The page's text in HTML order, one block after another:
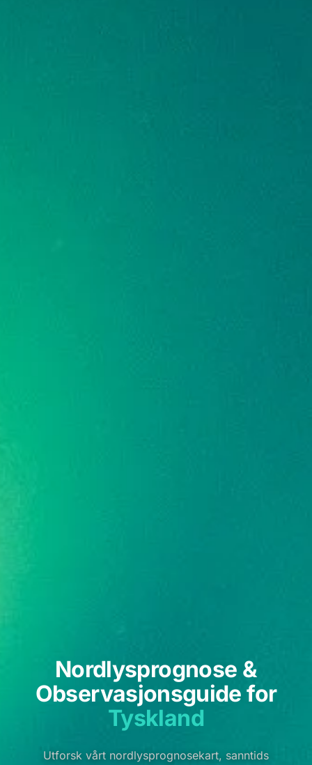
Nordlysprognose &
Observasjonsguide for
Tyskland
Utforsk vårt nordlysprognosekart, sanntids